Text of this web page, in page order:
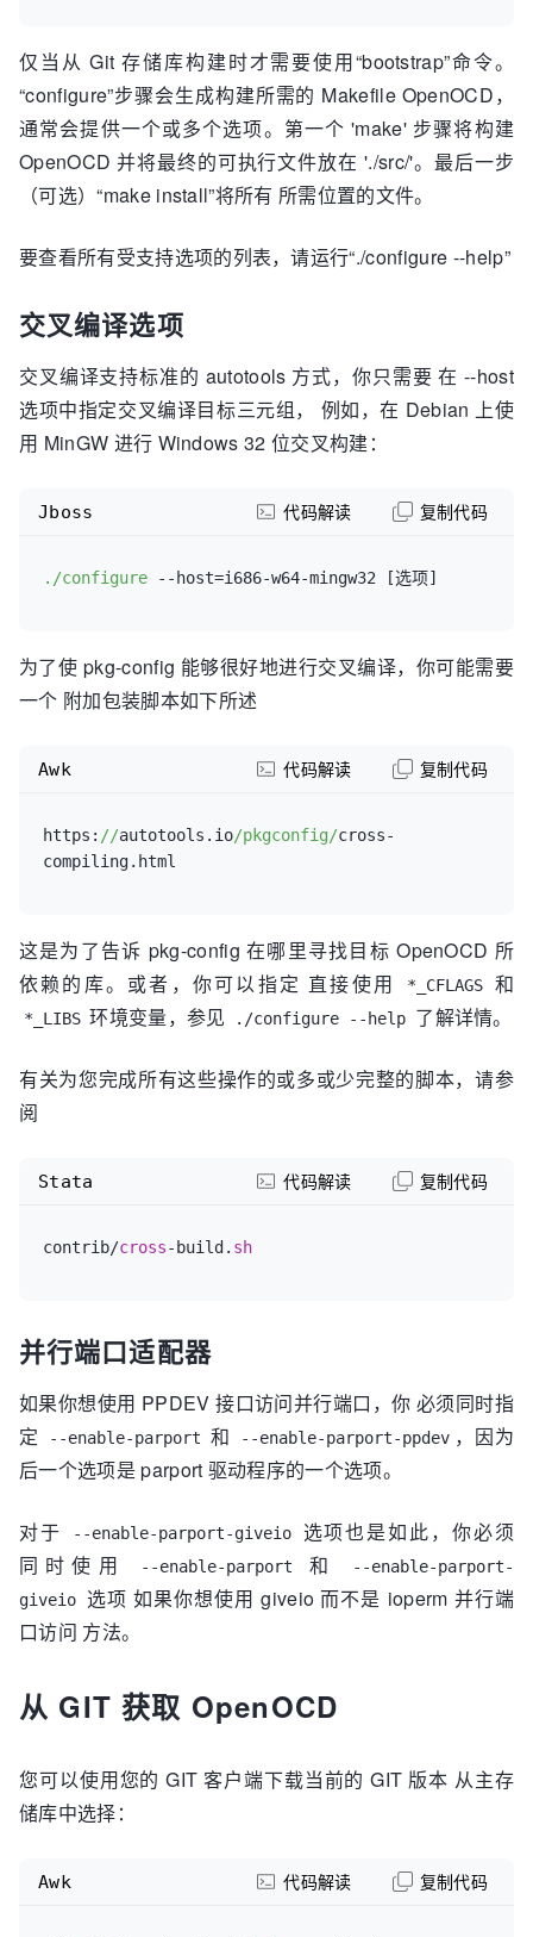
仅当从 Git 存储库构建时才需要使用“bootstrap”命令。
“configure”步骤会生成构建所需的 Makefile OpenOCD，
通常会提供一个或多个选项。第一个 'make' 步骤将构建
OpenOCD 并将最终的可执行文件放在 './src/'。最后一步
（可选）“make install”将所有 所需位置的文件。
要查看所有受支持选项的列表，请运行“./configure --help”
交叉编译选项
交叉编译支持标准的 autotools 方式，你只需要 在 --host
选项中指定交叉编译目标三元组， 例如，在 Debian 上使
用 MinGW 进行 Windows 32 位交叉构建：
./configure --host=i686-w64-mingw32
Jboss 代码解读 复制代码
为了使 pkg-config 能够很好地进行交叉编译，你可能需要
一个 附加包装脚本如下所述
https: //autotools.io/pkgconfig/cross-
Awk 代码解读 复制代码
这是为了告诉 pkg-config 在哪里寻找目标 OpenOCD 所
依赖的库。或者，你可以指定 直接使用
*_CFLAGS 和
*_LIBS 环境变量，参见 ./configure --help 了解详情。
有关为您完成所有这些操作的或多或少完整的脚本，请参
阅
contrib/cross-build. sh
Stata 代码解读 复制代码
并行端口适配器
如果你想使用 PPDEV 接口访问并行端口，你 必须同时指
定
--enable-parport 和 --enable-parport-ppdev ，因为
后一个选项是 parport 驱动程序的一个选项。
对于 --enable-parport-giveio
选项也是如此，你必须
同时使用
--enable-parport 和
--enable-parport-
giveio
选项 如果你想使用 giveio 而不是 ioperm 并行端
口访问 方法。
从 GIT 获取 OpenOCD
您可以使用您的 GIT 客户端下载当前的 GIT 版本 从主存
储库中选择：
Awk 代码解读 复制代码